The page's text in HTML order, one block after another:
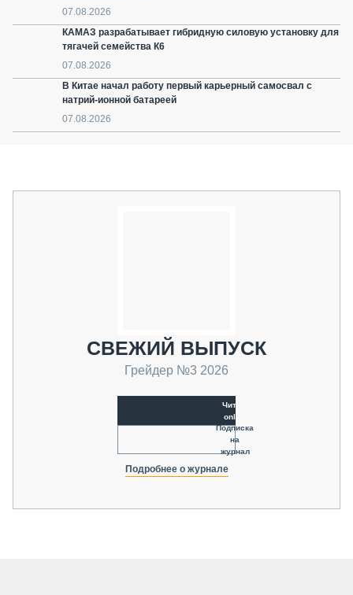
07.08.2026
КАМАЗ разрабатывает гибридную силовую установку для
тягачей семейства К6
07.08.2026
В Китае начал работу первый карьерный самосвал с
натрий-ионной батареей
07.08.2026
СВЕЖИЙ ВЫПУСК
Грейдер №3 2026
Читать
online
Подписка
на
журнал
Подробнее о журнале